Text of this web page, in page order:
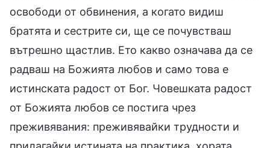
освободи от обвинения, а когато видиш
братята и сестрите си, ще се почувстваш
вътрешно щастлив. Ето какво означава да се
радваш на Божията любов и само това е
истинската радост от Бог. Човешката радост
от Божията любов се постига чрез
преживявания: преживявайки трудности и